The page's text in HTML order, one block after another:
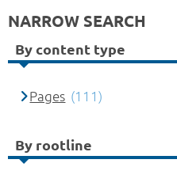
NARROW SEARCH
By content type
Pages (111)
By rootline